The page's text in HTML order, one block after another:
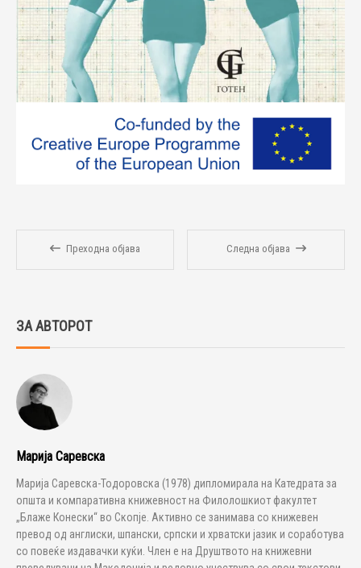
Преходна објава Следна објава
ЗА АВТОРОТ
Марија Саревска
Марија Саревска-Тодоровска (1978) дипломирала на Катедрата за
општа и компаративна книжевност на Филолошкиот факултет
„Блаже Конески“ во Скопје. Активно се занимава со книжевен
превод од англиски, шпански, српски и хрватски јазик и соработува
со повеќе издавачки куќи. Член е на Друштвото на книжевни